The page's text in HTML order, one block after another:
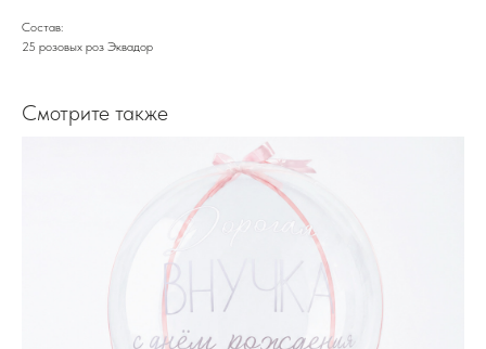
Состав:
25 розовых роз Эквадор
Смотрите также